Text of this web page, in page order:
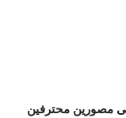
مصورين محترفين